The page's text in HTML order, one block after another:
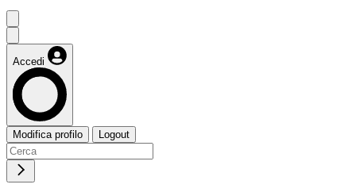
Accedi
Modifica profilo Logout